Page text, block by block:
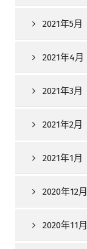
2021年5月
2021年4月
2021年3月
2021年2月
2021年1月
2020年12月
2020年11月